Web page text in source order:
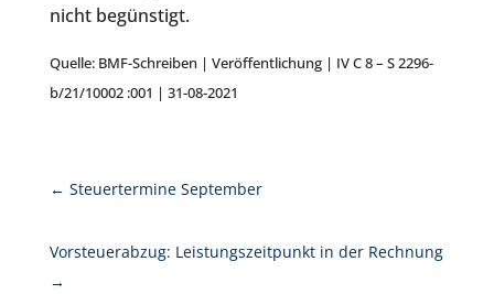
nicht begünstigt.
Quelle: BMF-Schreiben | Veröffentlichung | IV C 8 – S 2296-
b/21/10002 :001 | 31-08-2021
← Steuertermine September
Vorsteuerabzug: Leistungszeitpunkt in der Rechnung
→